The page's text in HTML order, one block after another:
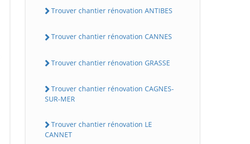
Trouver chantier rénovation ANTIBES
Trouver chantier rénovation CANNES
Trouver chantier rénovation GRASSE
Trouver chantier rénovation CAGNES-
SUR-MER
Trouver chantier rénovation LE
CANNET